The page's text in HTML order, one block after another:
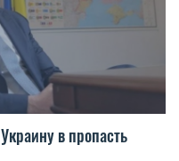
в пропасть